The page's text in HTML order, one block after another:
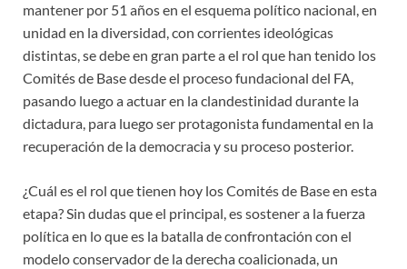
mantener por 51 años en el esquema político nacional, en
unidad en la diversidad, con corrientes ideológicas
distintas, se debe en gran parte a el rol que han tenido los
Comités de Base desde el proceso fundacional del FA,
pasando luego a actuar en la clandestinidad durante la
dictadura, para luego ser protagonista fundamental en la
recuperación de la democracia y su proceso posterior.
¿Cuál es el rol que tienen hoy los Comités de Base en esta
etapa? Sin dudas que el principal, es sostener a la fuerza
política en lo que es la batalla de confrontación con el
modelo conservador de la derecha coalicionada, un